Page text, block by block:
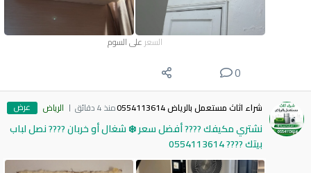
السعر على السوم
0
شراء اثاث مستعمل بالرياض 0554113614 منذ 4 دقائق الرياض عرض
نشتري مكيفك ???? أفضل سعر ❄️ شغال أو خربان ???? نصل لباب
بيتك ???? 0554113614